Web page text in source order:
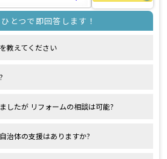
教えてください
したが リフォームの相談は可能?
治体の支援はありますか?